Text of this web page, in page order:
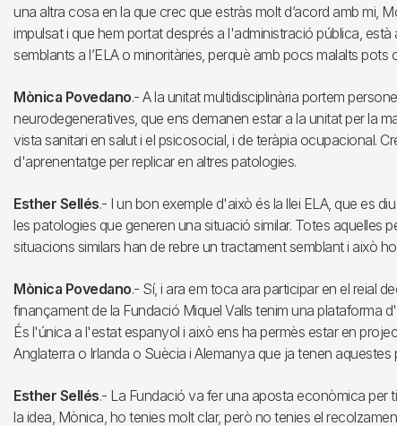
una altra cosa en la que crec que estràs molt d’acord amb mi,
impulsat i que hem portat després a l'administració pública,
semblants a l’ELA o minoritàries, perquè amb pocs malalts pots
Mònica Povedano.- A la unitat multidisciplinària portem
neurodegeneratives, que ens demanen estar a la unitat per la
vista sanitari en salut i el psicosocial, i de teràpia ocupacional.
d'aprenentatge per replicar en altres patologies.
Esther Sellés.- I un bon exemple d'això és la llei ELA, que es
les patologies que generen una situació similar. Totes aquelles
situacions similars han de rebre un tractament semblant i això ho
Mònica Povedano.- Sí, i ara em toca ara participar en el reial
finançament de la Fundació Miquel Valls tenim una plataforma
És l'única a l'estat espanyol i això ens ha permès estar en
Anglaterra o Irlanda o Suècia i Alemanya que ja tenen aquestes
Esther Sellés.- La Fundació va fer una aposta econòmica per
la idea, Mònica, ho tenies molt clar, però no tenies el